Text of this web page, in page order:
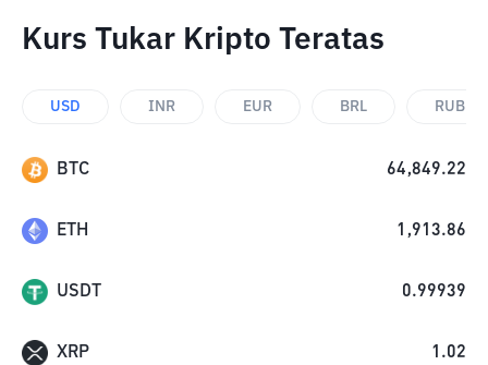
Kurs Tukar Kripto Teratas
USD INR EUR BRL RUB
BTC 64,849.22
ETH 1,913.86
USDT 0.99939
XRP 1.02